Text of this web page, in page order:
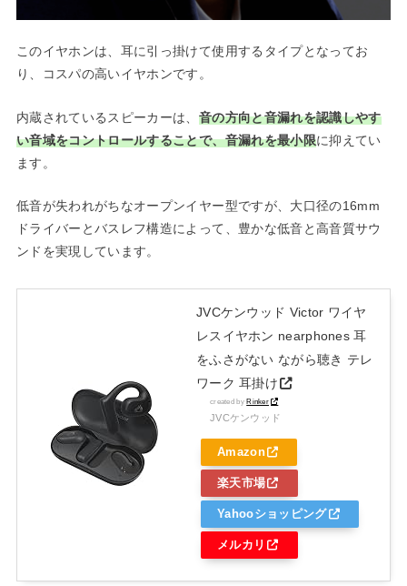
このイヤホンは、耳に引っ掛けて使用するタイプとなってお
り、コスパの高いイヤホンです。
内蔵されているスピーカーは、 音の方向と音漏れを認識しやす
い音域をコントロールすることで、音漏れを最小限に抑えてい
ます。
低音が失われがちなオープンイヤー型ですが、大口径の16mm
ドライバーとバスレフ構造によって、豊かな低音と高音質サウ
ンドを実現しています。
JVCケンウッド Victor ワイヤ
レスイヤホン nearphones 耳
をふさがない ながら聴き テレ
ワーク 耳掛け
created byRinker
JVCケンウッド
Amazon
楽天市場
Yahooショッピング
メルカリ